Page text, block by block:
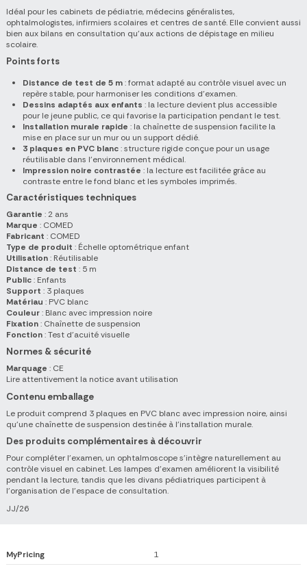
Idéal pour les cabinets de pédiatrie, médecins généralistes,
ophtalmologistes, infirmiers scolaires et centres de santé. Elle convient aussi
bien aux bilans en consultation qu'aux actions de dépistage en milieu
scolaire.
Points forts
Distance de test de 5 m: format adapté au contrôle visuel avec un
repère stable, pour harmoniser les conditions d'examen.
Dessins adaptés aux enfants : la lecture devient plus accessible
pour le jeune public, ce qui favorise la participation pendant le test.
Installation murale rapide : la chaînette de suspension facilite la
mise en place sur un mur ou un support dédié.
3 plaques en PVC blanc: structure rigide conçue pour un usage
réutilisable dans l'environnement médical.
Impression noire contrastée : la lecture est facilitée grâce au
contraste entre le fond blanc et les symboles imprimés.
Caractéristiques techniques
Garantie : 2 ans
Marque : COMED
Fabricant : COMED
Type de produit : Échelle optométrique enfant
Utilisation: Réutilisable
Distance de test : 5 m
Public: Enfants
Support : 3 plaques
Matériau : PVC blanc
Couleur: Blanc avec impression noire
Fixation: Chaînette de suspension
Fonction: Test d'acuité visuelle
Normes & sécurité
Marquage : CE
Lire attentivement la notice avant utilisation
Contenu emballage
Le produit comprend 3 plaques en PVC blanc avec impression noire, ainsi
qu'une chaînette de suspension destinée à l'installation murale.
Des produits complémentaires à découvrir
Pour compléter l'examen, un ophtalmoscope s'intègre naturellement au
contrôle visuel en cabinet. Les lampes d'examen améliorent la visibilité
pendant la lecture, tandis que les divans pédiatriques participent à
l'organisation de l'espace de consultation.
JJ/26
MyPricing 1